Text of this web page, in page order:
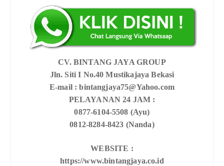
CV. BINTANG JAYA GROUP
Jln. Siti I No.40 Mustikajaya Bekasi
E-mail : bintangjaya75@Yahoo.com
PELAYANAN 24 JAM :
0877-6104-5508 (Ayu)
0812-8284-8423 (Nanda)
WEBSITE :
https://www.bintangjaya.co.id